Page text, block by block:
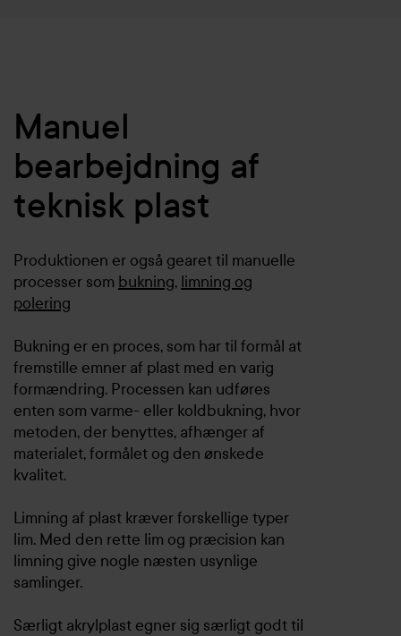
Manuel
bearbejdning af
teknisk plast
Produktionen er også gearet til manuelle
processer som bukning, limning og
polering
Bukning er en proces, som har til formål at
fremstille emner af plast med en varig
formændring. Processen kan udføres
enten som varme- eller koldbukning, hvor
metoden, der benyttes, afhænger af
materialet, formålet og den ønskede
kvalitet.
Limning af plast kræver forskellige typer
lim. Med den rette lim og præcision kan
limning give nogle næsten usynlige
samlinger.
Særligt akrylplast egner sig særligt godt til